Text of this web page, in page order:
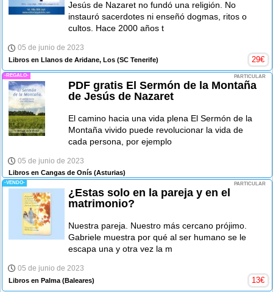
Jesús de Nazaret no fundó una religión. No
instauró sacerdotes ni enseñó dogmas, ritos o
cultos. Hace 2000 años t
05 de junio de 2023
Libros en Llanos de Aridane, Los (SC Tenerife) 29€
-REGALO- PARTICULAR
PDF gratis El Sermón de la Montaña
de Jesús de Nazaret
El camino hacia una vida plena El Sermón de la
Montaña vivido puede revolucionar la vida de
cada persona, por ejemplo
05 de junio de 2023
Libros en Cangas de Onís (Asturias)
-VENDO- PARTICULAR
¿Estas solo en la pareja y en el
matrimonio?
Nuestra pareja. Nuestro más cercano prójimo.
Gabriele muestra por qué al ser humano se le
escapa una y otra vez la m
05 de junio de 2023
Libros en Palma (Baleares) 13€